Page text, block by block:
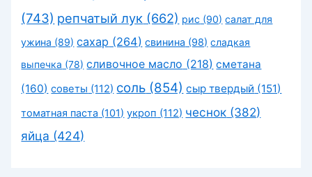
(743) репчатый лук (662) рис (90) салат для
ужина (89) сахар (264) свинина (98) сладкая
выпечка (78) сливочное масло (218) сметана
(160) советы (112) соль (854) сыр твердый (151)
томатная паста (101) укроп (112) чеснок (382)
яйца (424)